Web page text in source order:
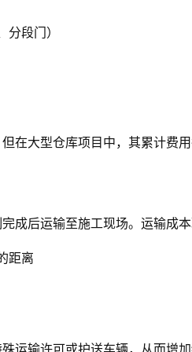
分段门）
在大型仓库项目中，其累计费用
成后运输至施工现场。运输成本
距离